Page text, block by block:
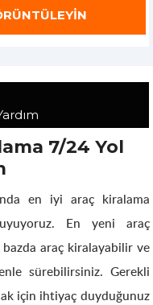
7/24 Yol
en iyi araç kiralama
En yeni araç
bazda araç kiralayabilir ve
sürebilirsiniz. Gerekli
için ihtiyaç duyduğunuz